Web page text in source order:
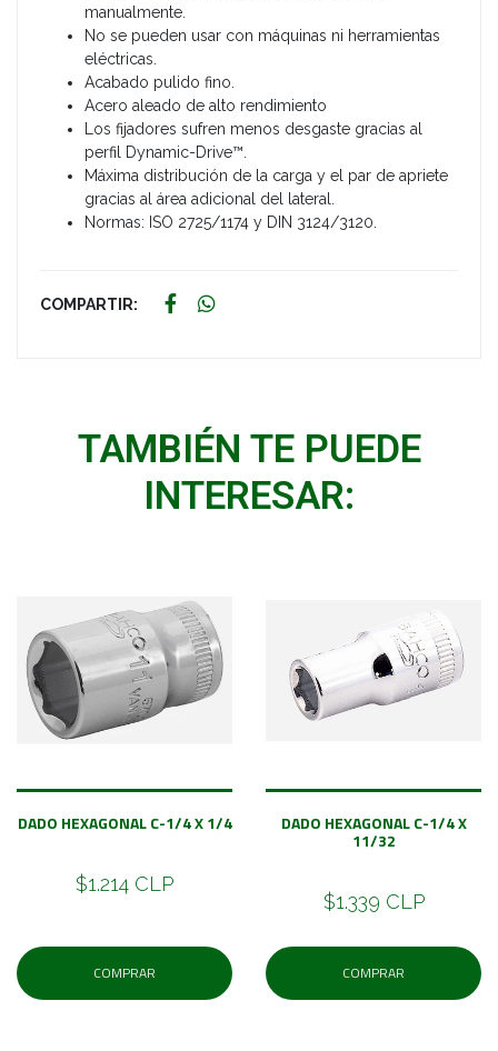
manualmente.
No se pueden usar con máquinas ni herramientas
eléctricas.
Acabado pulido fino.
Acero aleado de alto rendimiento
Los fijadores sufren menos desgaste gracias al
perfil Dynamic-Drive™.
Máxima distribución de la carga y el par de apriete
gracias al área adicional del lateral.
Normas: ISO 2725/1174 y DIN 3124/3120.
COMPARTIR:
TAMBIÉN TE PUEDE
INTERESAR:
DADO HEXAGONAL C-1/4 X 1/4
$1.214 CLP
COMPRAR
DADO HEXAGONAL C-1/4 X
11/32
$1.339 CLP
COMPRAR